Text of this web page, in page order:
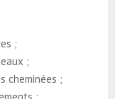
;
;
cheminées ;
;